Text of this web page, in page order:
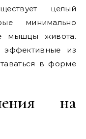
целый
минимально
мышцы живота.
из
в форме
на